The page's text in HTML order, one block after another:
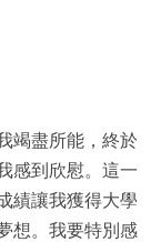
竭盡所能，終於
感到欣慰。這一
績讓我獲得大學
想。我要特別感